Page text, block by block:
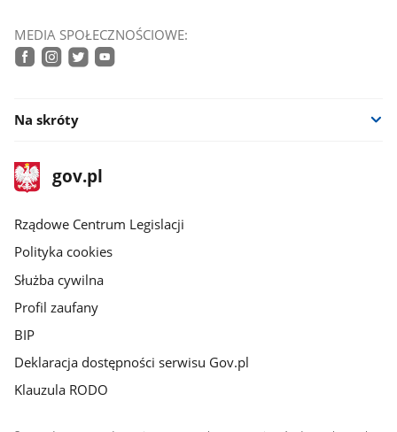
MEDIA SPOŁECZNOŚCIOWE:
Na skróty
stopka
gov.plStrona
gov.pl
Rządowe Centrum Legislacji
Polityka cookies
Służba cywilna
Profil zaufany
BIP
Deklaracja dostępności serwisu Gov.pl
Klauzula RODO